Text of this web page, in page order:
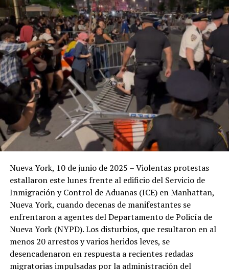
Nueva York, 10 de junio de 2025 – Violentas protestas
estallaron este lunes frente al edificio del Servicio de
Inmigración y Control de Aduanas (ICE) en Manhattan,
Nueva York, cuando decenas de manifestantes se
enfrentaron a agentes del Departamento de Policía de
Nueva York (NYPD). Los disturbios, que resultaron en al
menos 20 arrestos y varios heridos leves, se
desencadenaron en respuesta a recientes redadas
migratorias impulsadas por la administración del